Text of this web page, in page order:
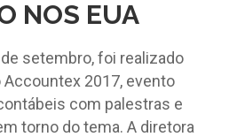
NOS EUA
setembro, foi realizado
Accountex 2017, evento
com palestras e
torno do tema. A diretora